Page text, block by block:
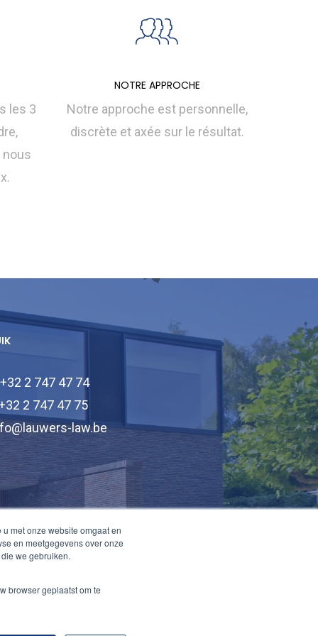
met onze website omgaat en
en meetgegevens over onze
we gebruiken.
browser geplaatst om te
les 3
nous
NOTRE APPROCHE
Notre approche est personnelle,
discrète et axée sur le résultat.
2 747 47 74
2 747 47 75
law.be